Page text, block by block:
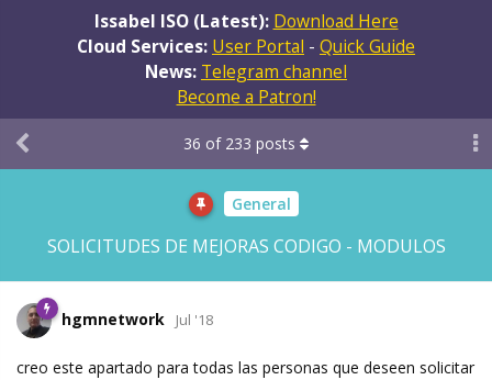
Issabel ISO (Latest): Download Here
Cloud Services: User Portal - Quick Guide
News: Telegram channel
Become a Patron!
General
SOLICITUDES DE MEJORAS CODIGO - MODULOS
36 of 233 posts
hgmnetwork Jul '18
creo este apartado para todas las personas que deseen solicitar